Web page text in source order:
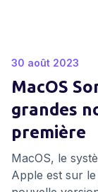
30 août 2023
MacOS
grandes
première
MacOS, le
Apple est sur